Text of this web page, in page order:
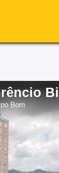
Bom